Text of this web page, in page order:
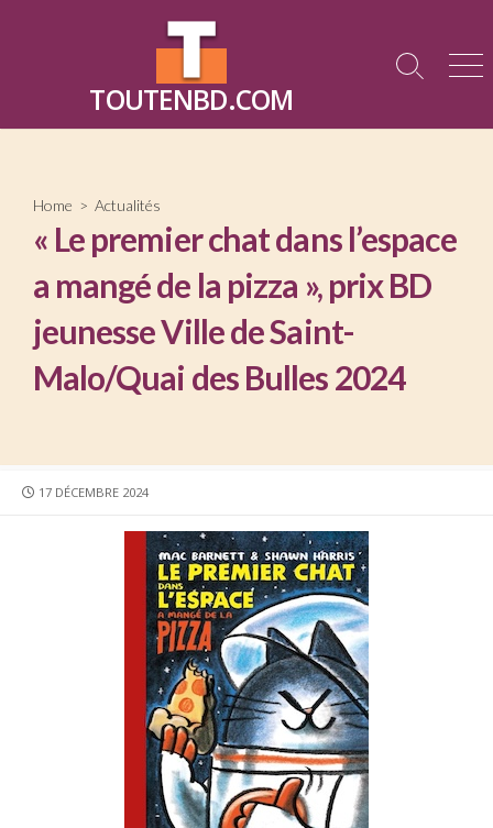
TOUTENBD.COM
Search
Home > Actualités
« Le premier chat dans l’espace
a mangé de la pizza », prix BD
jeunesse Ville de Saint-
Malo/Quai des Bulles 2024
PUBLISHED
17 DÉCEMBRE 2024